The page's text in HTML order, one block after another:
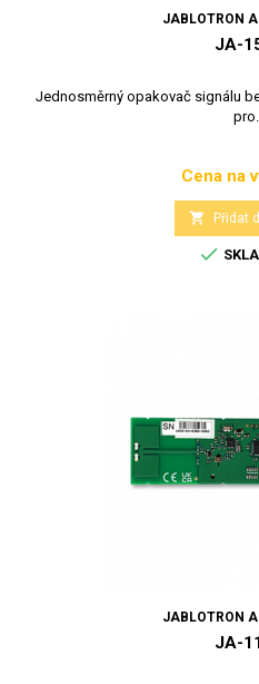
JABLOTRON
JA-
Jednosměrný opakovač signálu
pro...
Cena na
 Přidat

JABLOTRON
JA-